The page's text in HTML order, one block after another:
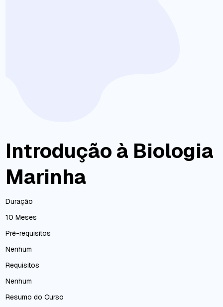
Introdução à Biologia
Marinha
Duração
10 Meses
Pré-requisitos
Nenhum
Requisitos
Nenhum
Resumo do Curso